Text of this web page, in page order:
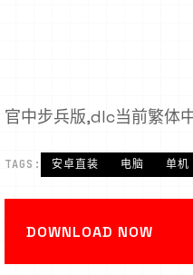
官中步兵版,dlc当前繁体
TAGS: 安卓直装 电脑 单机
DOWNLOAD NOW